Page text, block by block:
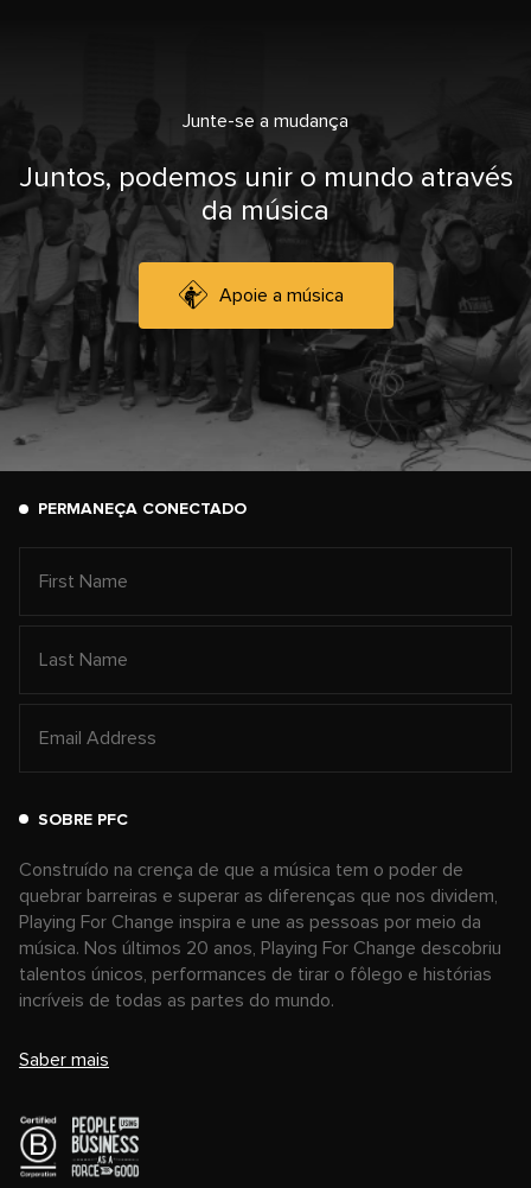
Junte-se a mudança
Juntos, podemos unir o mundo através
da música
Apoie a música
PERMANEÇA CONECTADO
SOBRE PFC
Construído na crença de que a música tem o poder de
quebrar barreiras e superar as diferenças que nos dividem,
Playing For Change inspira e une as pessoas por meio da
música. Nos últimos 20 anos, Playing For Change descobriu
talentos únicos, performances de tirar o fôlego e histórias
incríveis de todas as partes do mundo.
Saber mais